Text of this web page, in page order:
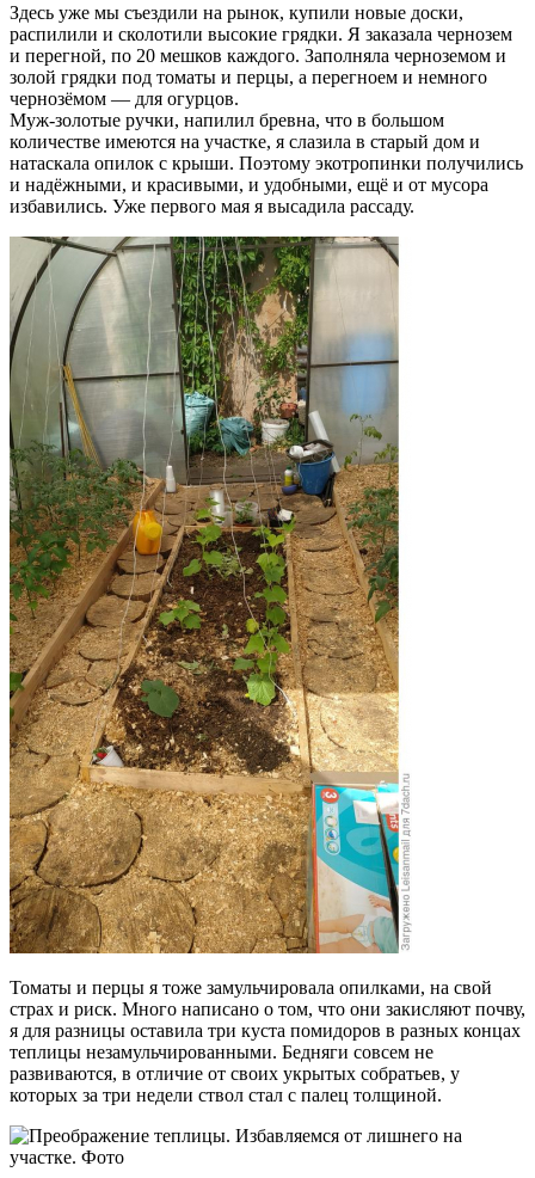
Здесь уже мы съездили на рынок, купили новые доски,
распилили и сколотили высокие грядки. Я заказала чернозем
и перегной, по 20 мешков каждого. Заполняла черноземом и
золой грядки под томаты и перцы, а перегноем и немного
чернозёмом — для огурцов.
Муж-золотые ручки, напилил бревна, что в большом
количестве имеются на участке, я слазила в старый дом и
натаскала опилок с крыши. Поэтому экотропинки получились
и надёжными, и красивыми, и удобными, ещё и от мусора
избавились. Уже первого мая я высадила рассаду.
Томаты и перцы я тоже замульчировала опилками, на свой
страх и риск. Много написано о том, что они закисляют почву,
я для разницы оставила три куста помидоров в разных концах
теплицы незамульчированными. Бедняги совсем не
развиваются, в отличие от своих укрытых собратьев, у
которых за три недели ствол стал с палец толщиной.